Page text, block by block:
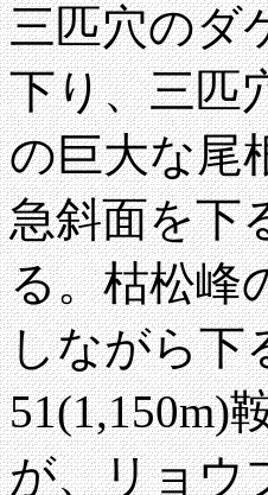
三匹穴のダ
下り、三匹
の巨大な尾
急斜面を下
る。枯松峰
しながら下
51(1,150m)
が、リョウ